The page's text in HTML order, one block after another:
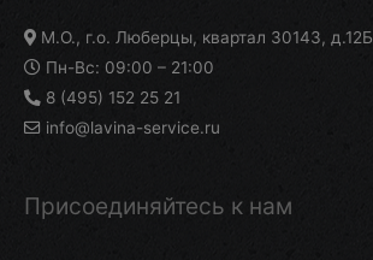
М.О., г.о. Люберцы, квартал 30143, д.12Б
Пн-Вс: 09:00 – 21:00
8 (495) 152 25 21
info@lavina-service.ru
Присоединяйтесь к нам